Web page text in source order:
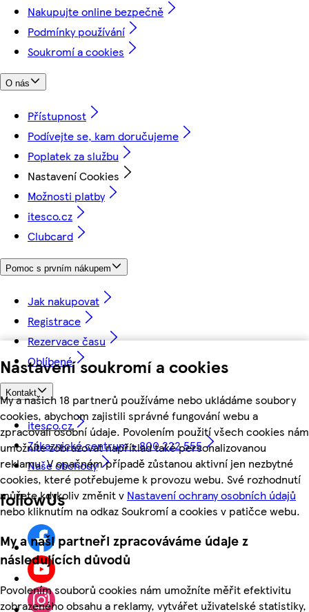
Nastavení soukromí a cookies
My a našich 18 partnerů používáme nebo ukládáme soubory
cookies, abychom zajistili správné fungování webu a
zpracovali osobní údaje. Povolením použití všech cookies nám
umožníte zobrazovat například také personalizovanou
reklamu. V opačném případě zůstanou aktivní jen nezbytné
cookies, které potřebujeme k provozu webu. Své rozhodnutí
můžete kdykoliv změnit v Nastavení ochrany osobních údajů
nebo kliknutím na odkaz Soukromí a cookies v patičce webu.
My a naši partneři zpracováváme údaje z
následujících důvodů
Povolením souborů cookies nám umožníte měřit efektivitu
zobrazeného obsahu a reklamy, vytvářet uživatelské statistiky,
Nakupujte online bezpečně
Podmínky používání
Soukromí a cookies
O nás
Přístupnost
Podívejte se, kam doručujeme
Poplatek za službu
Nastavení Cookies
Možnosti platby
itesco.cz
Clubcard
Pomoc s prvním nákupem
Jak nakupovat
Registrace
Rezervace času
Oblíbené
Kontakt
itesco.cz
Zákaznické centrum - 800 222 555
Naše obchody
followUs